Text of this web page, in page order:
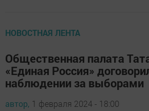
НОВОСТНАЯ ЛЕНТА
Общественная палата
«Единая Россия»
наблюдении за выборами
автор, 1 февраля 2024 - 18:00